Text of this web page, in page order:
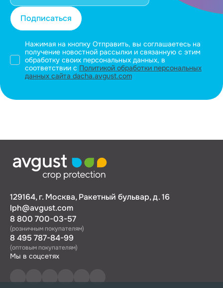
Подписаться
Нажимая на кнопку Отправить, вы соглашаетесь на
получение новостной рассылки и связанную с этим
обработку своих персональных данных, в
соответствии с Политикой обработки персональных
данных сайта dacha.avgust.com
129164, г. Москва, Ракетный бульвар, д. 16
lph@avgust.com
8 800 700-03-57
(розничным покупателям)
8 495 787-84-99
(оптовым покупателям)
Мы в соцсетях